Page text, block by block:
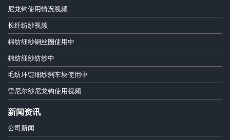
尼龙钩使用情况视频
长纤纺纱视频
棉纺细纱钢丝圈使用中
棉纺细纱纺纱中
毛纺环锭细纱刹车块使用中
雪尼尔纱尼龙钩使用视频
新闻资讯
公司新闻